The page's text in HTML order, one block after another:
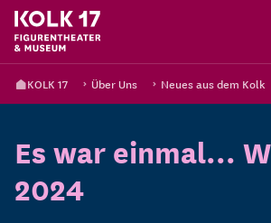
KOLK 17 Über Uns Neues aus dem Kolk
Es war einmal...
2024